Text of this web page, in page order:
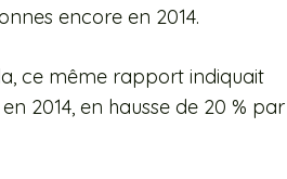
encore en 2014.
ce même rapport indiquait
2014, en hausse de 20 % par